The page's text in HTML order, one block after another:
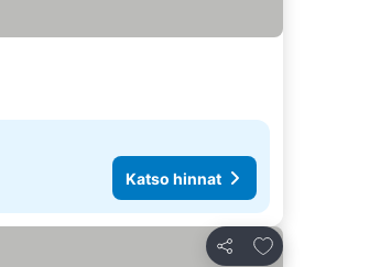
Katso hinnat
Jaa
Lisää suosikkeihin